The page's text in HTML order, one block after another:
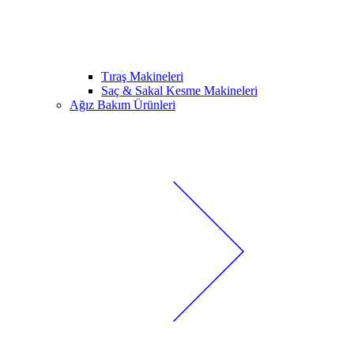
Tıraş Makineleri
Saç & Sakal Kesme Makineleri
Ağız Bakım Ürünleri